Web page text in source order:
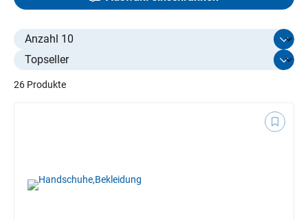
26 Produkte
Select limit